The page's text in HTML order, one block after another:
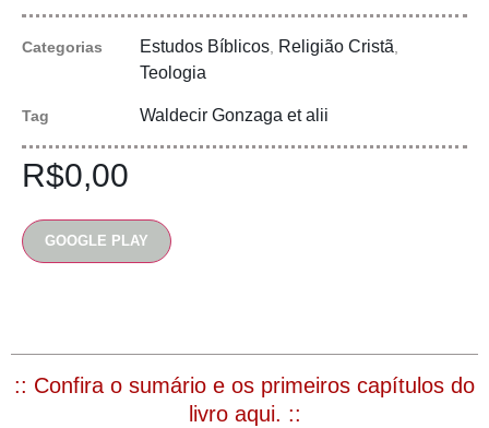
Categorias Estudos Bíblicos, Religião Cristã,
Teologia
Tag Waldecir Gonzaga et alii
R$0,00
GOOGLE PLAY
:: Confira o sumário e os primeiros capítulos do
livro aqui. ::